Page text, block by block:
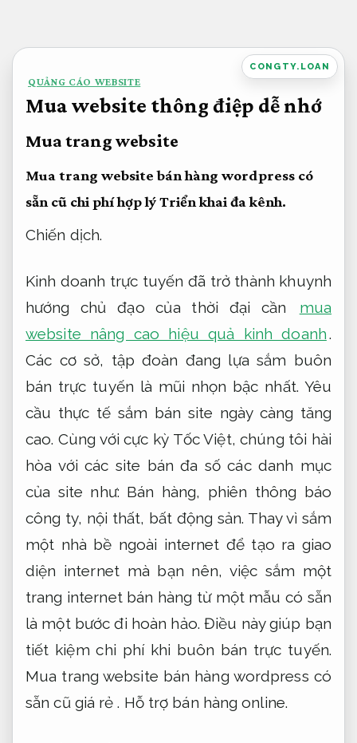
nội
dung
CONGTY.LOAN
QUẢNG CÁO WEBSITE
Mua website thông điệp dễ nhớ
Mua trang website
Mua trang website bán hàng wordpress có
sẵn cũ chi phí hợp lýTriển khai đa kênh.
Chiến dịch.
Kinh doanh trực tuyến đã trở thành khuynh
hướng chủ đạo của thời đại cần
mua
website nâng cao hiệu quả kinh doanh.
Các cơ sở, tập đoàn đang lựa sắm buôn
bán trực tuyến là mũi nhọn bậc nhất. Yêu
cầu thực tế sắm bán site ngày càng tăng
cao. Cùng với cực kỳ Tốc Việt, chúng tôi hài
hòa với các site bán đa số các danh mục
của site như: Bán hàng, phiên thông báo
công ty, nội thất, bất động sản. Thay vì sắm
một nhà bề ngoài internet để tạo ra giao
diện internet mà bạn nên, việc sắm một
trang internet bán hàng từ một mẫu có sẵn
là một bước đi hoàn hảo. Điều này giúp bạn
tiết kiệm chi phí khi buôn bán trực tuyến.
Mua trang website bán hàng wordpress có
sẵn cũ giá rẻ . Hỗ trợ bán hàng online.